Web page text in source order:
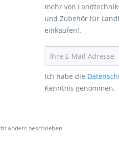
mehr von
und Zubehör für
einkaufen!.
Ich habe die
Kenntnis genommen.
anders beschrieben